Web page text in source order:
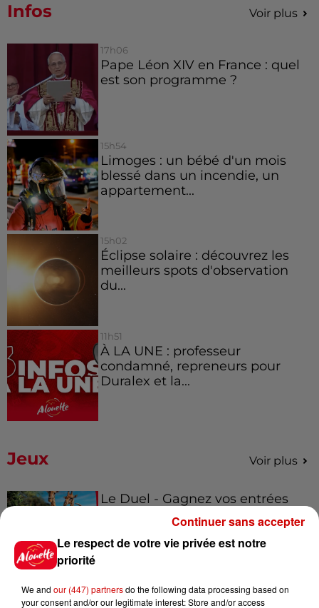
Infos Voir plus
17h06
Pape Léon XIV en France : quel
est son programme ?
15h54
Limoges : un bébé d'un mois
blessé dans un incendie, un
appartement...
15h02
Éclipse solaire : découvrez les
meilleurs spots d'observation
du...
11h51
À LA UNE : professeur
condamné, repreneurs pour
Duralex et la...
Jeux Voir plus
Le Duel - Gagnez vos entrées
Gagnez vos places pour le
Le respect de votre vie privée est notre
priorité
We and our (447) partnersdo the following data processing based on
your consent and/or our legitimate interest: Store and/or access
Continuer sans accepter